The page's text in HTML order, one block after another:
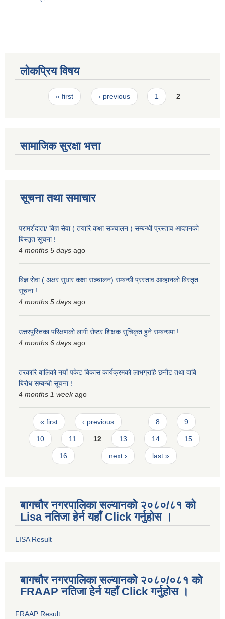
लोकप्रिय विषय
Pages« first ‹ previous 1 2
सामाजिक सुरक्षा भत्ता
सूचना तथा समाचार
परामर्शदाता/ बिज्ञ सेवा ( तयारि कक्षा सञ्चालन ) सम्बन्धी प्रस्ताव आव्हानको
बिस्तृत सूचना !
4 months 5 days ago
बिज्ञ सेवा ( अक्षर सुधार कक्षा सञ्चालन) सम्बन्धी प्रस्ताव आव्हानको बिस्तृत
सूचना !
4 months 5 days ago
उत्तरपुस्तिका परिक्षणको लागी रोष्टर शिक्षक सुचिकृत हुने सम्बन्धमा !
4 months 6 days ago
तरकारि बालिको नयाँ पकेट बिकास कार्यक्रमको लाभग्राहि छनौट तथा दाबि
बिरोध सम्बन्धी सूचना !
4 months 1 weekago
Pages
« first ‹ previous … 8 9
10 11 12 13 14 15
16 … next › last »
बागचौर नगरपालिका सल्यानको २०८०/८१ को
Lisa नतिजा हेर्न यहाँ Click गर्नुहोस ।
LISA Result
बागचौर नगरपालिका सल्यानको २०८०/०८१ को
FRAAP नतिजा हेर्न यहाँ Click गर्नुहोस ।
FRAAP Result